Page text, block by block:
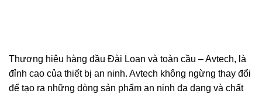
Thương hiệu hàng đầu Đài Loan và toàn cầu – Avtech, là
đỉnh cao của thiết bị an ninh. Avtech không ngừng thay đổi
để tạo ra những dòng sản phẩm an ninh đa dạng và chất